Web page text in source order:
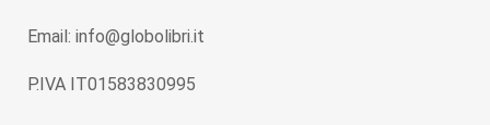
Email: info@globolibri.it
P.IVA IT01583830995